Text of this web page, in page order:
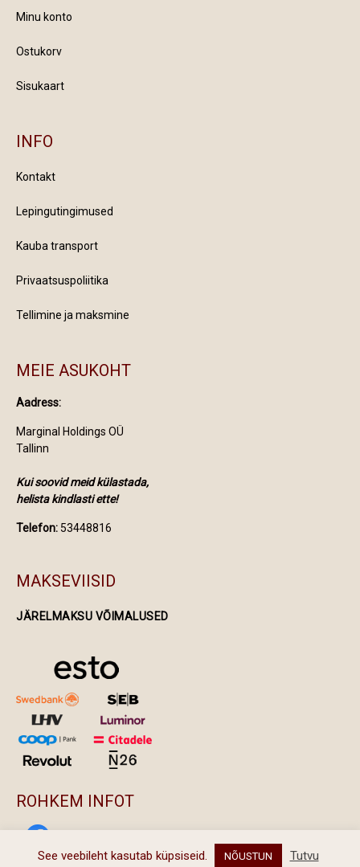
Minu konto
Ostukorv
Sisukaart
INFO
Kontakt
Lepingutingimused
Kauba transport
Privaatsuspoliitika
Tellimine ja maksmine
MEIE ASUKOHT
Aadress:
Marginal Holdings OÜ
Tallinn
Kui soovid meid külastada,
helista kindlasti ette!
Telefon: 53448816
MAKSEVIISID
JÄRELMAKSU VÕIMALUSED
ROHKEM INFOT
facebook
See veebileht kasutab küpsiseid. NÕUSTUN Tutvu